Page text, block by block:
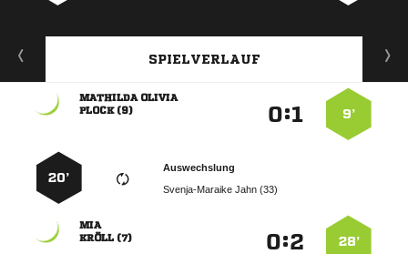
SPIELVERLAUF
9’
:
 
 
Auswechslung
  
20’
28’
:

 